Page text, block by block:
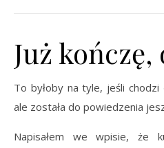
Już
To byłoby na tyle, jeśli chodzi
ale została do powiedzenia
Napisałem we wpisie, że